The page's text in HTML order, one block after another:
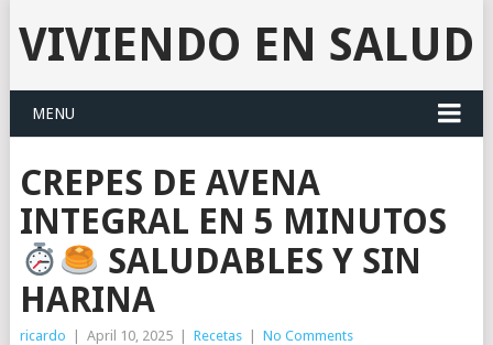
VIVIENDO EN SALUD
MENU
CREPES DE AVENA
INTEGRAL EN 5 MINUTOS
SALUDABLES Y SIN
HARINA
ricardo April 10, 2025 Recetas No Comments